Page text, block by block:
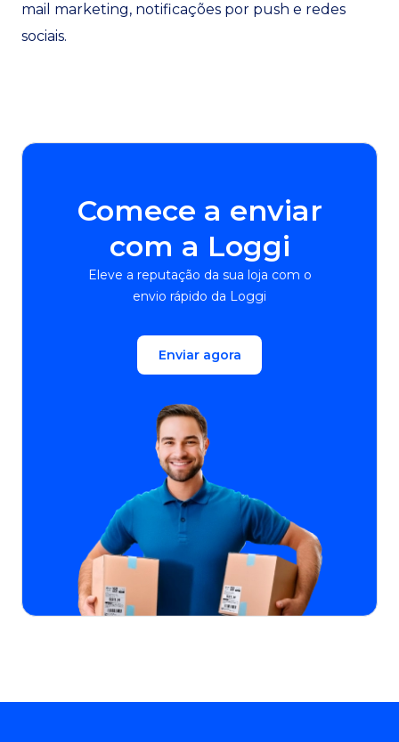
mail marketing, notificações por push e redes
sociais.
Comece a enviar
com a Loggi
Eleve a reputação da sua loja com o
envio rápido da Loggi
Enviar agora